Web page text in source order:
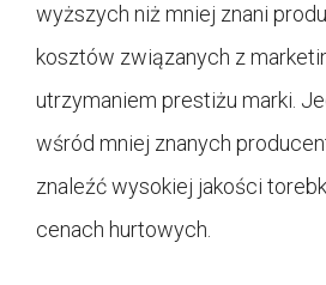
wyższych niż mniej znani
kosztów związanych z
utrzymaniem prestiżu marki.
wśród mniej znanych
znaleźć wysokiej jakości
cenach hurtowych.